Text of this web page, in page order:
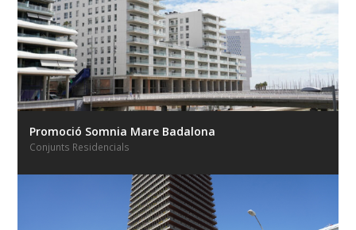
Promoció Somnia Mare Badalona
Conjunts Residencials